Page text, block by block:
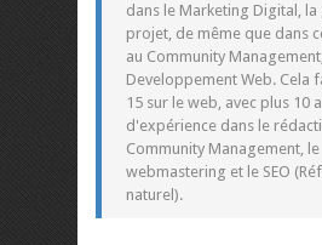
dans le Marketing Digital,
projet, de même que dans
au Community
Developpement Web. Cela
15 sur le web, avec plus 10
d'expérience dans le
Community Management, le
webmastering et le SEO
naturel).